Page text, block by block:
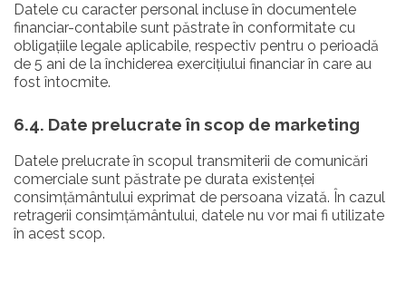
Datele cu caracter personal incluse în documentele
financiar-contabile sunt păstrate în conformitate cu
obligațiile legale aplicabile, respectiv pentru o perioadă
de 5 ani de la închiderea exercițiului financiar în care au
fost întocmite.
6.4. Date prelucrate în scop de marketing
Datele prelucrate în scopul transmiterii de comunicări
comerciale sunt păstrate pe durata existenței
consimțământului exprimat de persoana vizată. În cazul
retragerii consimțământului, datele nu vor mai fi utilizate
în acest scop.